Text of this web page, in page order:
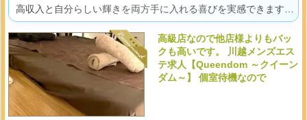
高収入と自分らしい輝きを両方手に入れる喜びを実感できます
よ。
高級店なので他店様よりもバッ
クも高いです。 川越メンズエス
テ求人【Queendom ～クイーン
ダム～】 個室待機なので